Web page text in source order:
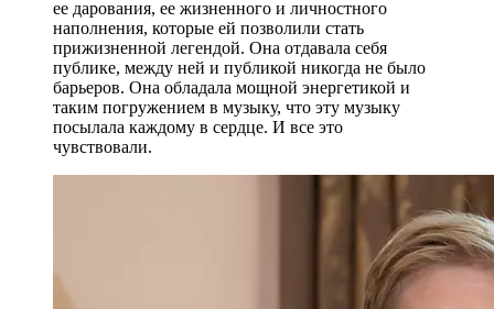
ее дарования, ее жизненного и личностного
наполнения, которые ей позволили стать
прижизненной легендой. Она отдавала себя
публике, между ней и публикой никогда не было
барьеров. Она обладала мощной энергетикой и
таким погружением в музыку, что эту музыку
посылала каждому в сердце. И все это
чувствовали.